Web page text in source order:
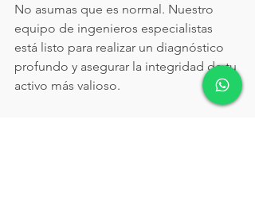
No asumas que es normal. Nuestro
equipo de ingenieros especialistas
está listo para realizar un diagnóstico
profundo y asegurar la integridad de tu
activo más valioso.